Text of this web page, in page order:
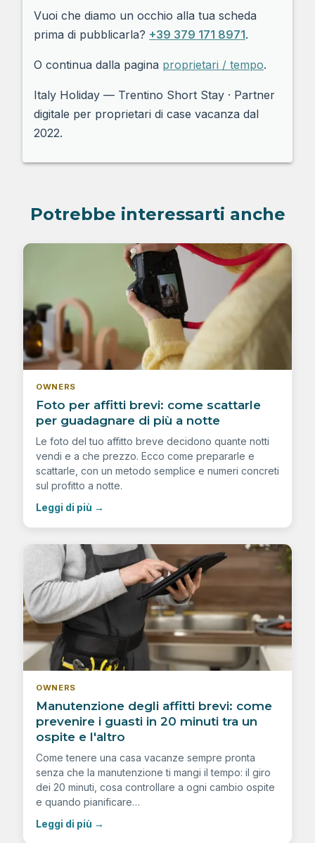
Vuoi che diamo un occhio alla tua scheda
prima di pubblicarla? +39 379 171 8971.
O continua dalla pagina proprietari / tempo.
Italy Holiday — Trentino Short Stay · Partner
digitale per proprietari di case vacanza dal
2022.
Potrebbe interessarti anche
OWNERS
Foto per affitti brevi: come scattarle
per guadagnare di più a notte
Le foto del tuo affitto breve decidono quante notti
vendi e a che prezzo. Ecco come prepararle e
scattarle, con un metodo semplice e numeri concreti
sul profitto a notte.
Leggi di più →
OWNERS
Manutenzione degli affitti brevi: come
prevenire i guasti in 20 minuti tra un
ospite e l'altro
Come tenere una casa vacanze sempre pronta
senza che la manutenzione ti mangi il tempo: il giro
dei 20 minuti, cosa controllare a ogni cambio ospite
e quando pianificare…
Leggi di più →